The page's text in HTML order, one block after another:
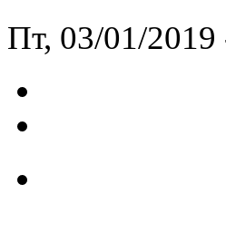
Пт, 03/01/2019